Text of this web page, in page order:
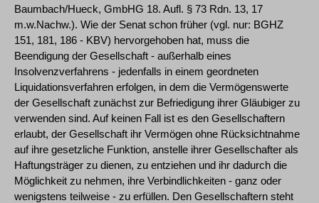
Baumbach/Hueck, GmbHG 18. Aufl. § 73 Rdn. 13, 17
m.w.Nachw.). Wie der Senat schon früher (vgl. nur: BGHZ
151, 181, 186 - KBV) hervorgehoben hat, muss die
Beendigung der Gesellschaft - außerhalb eines
Insolvenzverfahrens - jedenfalls in einem geordneten
Liquidationsverfahren erfolgen, in dem die Vermögenswerte
der Gesellschaft zunächst zur Befriedigung ihrer Gläubiger zu
verwenden sind. Auf keinen Fall ist es den Gesellschaftern
erlaubt, der Gesellschaft ihr Vermögen ohne Rücksichtnahme
auf ihre gesetzliche Funktion, anstelle ihrer Gesellschafter als
Haftungsträger zu dienen, zu entziehen und ihr dadurch die
Möglichkeit zu nehmen, ihre Verbindlichkeiten - ganz oder
wenigstens teilweise - zu erfüllen. Den Gesellschaftern steht